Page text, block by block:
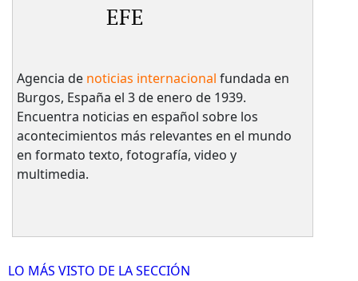
EFE
Agencia de noticias internacional fundada en
Burgos, España el 3 de enero de 1939.
Encuentra noticias en español sobre los
acontecimientos más relevantes en el mundo
en formato texto, fotografía, video y
multimedia.
LO MÁS VISTO DE LA SECCIÓN